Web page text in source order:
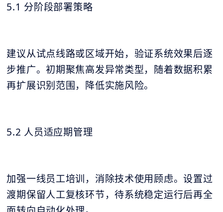
5.1 分阶段部署策略
建议从试点线路或区域开始，验证系统效果后逐
步推广。初期聚焦高发异常类型，随着数据积累
再扩展识别范围，降低实施风险。
5.2 人员适应期管理
加强一线员工培训，消除技术使用顾虑。设置过
渡期保留人工复核环节，待系统稳定运行后再全